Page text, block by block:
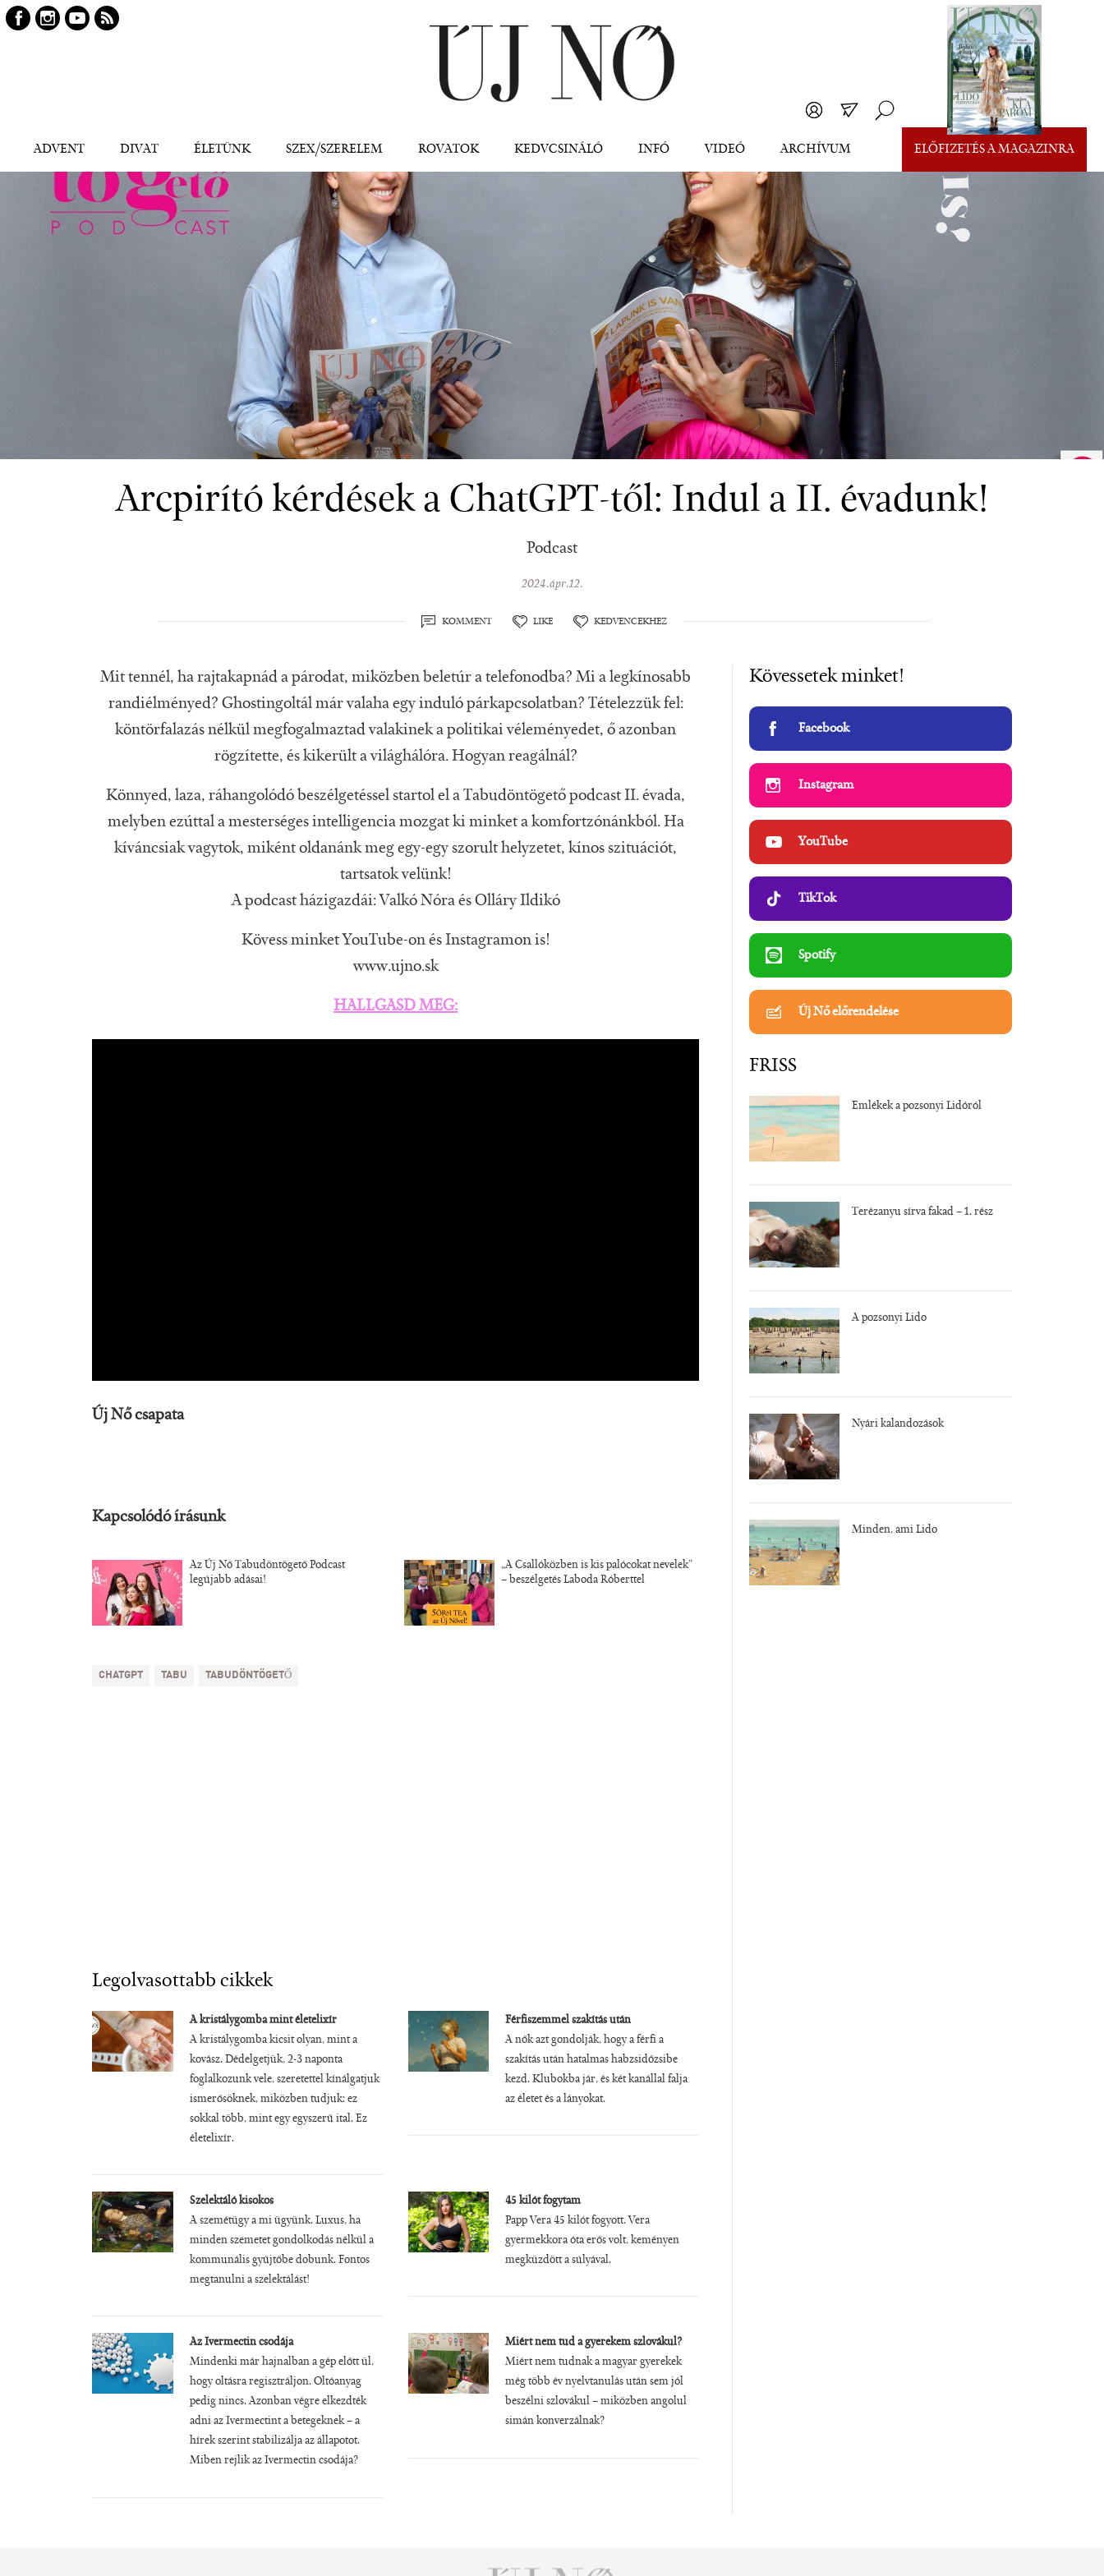
ADVENT DIVAT ÉLETÜNK SZEX/SZERELEM ROVATOK KEDVCSINÁLÓ INFÓ VIDEÓ ARCHÍVUM ELŐFIZETÉS A MAGAZINRA
Arcpirító kérdések a ChatGPT-től: Indul a II. évadunk!
Podcast
2024.ápr.12.
KOMMENT LIKE KEDVENCEKHEZ
Mit tennél, ha rajtakapnád a párodat, miközben beletúr a telefonodba? Mi a legkínosabb
randiélményed? Ghostingoltál már valaha egy induló párkapcsolatban? Tételezzük fel:
köntörfalazás nélkül megfogalmaztad valakinek a politikai véleményedet, ő azonban
rögzítette, és kikerült a világhálóra. Hogyan reagálnál?
Könnyed, laza, ráhangolódó beszélgetéssel startol el a Tabudöntögető podcast II. évada,
melyben ezúttal a mesterséges intelligencia mozgat ki minket a komfortzónánkból. Ha
kíváncsiak vagytok, miként oldanánk meg egy-egy szorult helyzetet, kínos szituációt,
tartsatok velünk!
A podcast házigazdái: Valkó Nóra és Olláry Ildikó
Kövess minket YouTube-on és Instagramon is!
www.ujno.sk
HALLGASD MEG:
Új Nő csapata
Kapcsolódó írásunk
Az Új Nő Tabudöntögető Podcast
legújabb adásai!
„A Csallóközben is kis palócokat nevelek”
– beszélgetés Laboda Róberttel
CHATGPT TABU TABUDÖNTÖGETŐ
Legolvasottabb cikkek
A kristálygomba mint életelixír
A kristálygomba kicsit olyan, mint a
kovász. Dédelgetjük, 2-3 naponta
foglalkozunk vele, szeretettel kínálgatjuk
ismerősöknek, miközben tudjuk: ez
sokkal több, mint egy egyszerű ital. Ez
életelixír.
Férfiszemmel szakítás után
A nők azt gondolják, hogy a férfi a
szakítás után hatalmas habzsidőzsibe
kezd. Klubokba jár, és két kanállal falja
az életet és a lányokat.
Szelektáló kisokos
A szemétügy a mi ügyünk. Luxus, ha
minden szemetet gondolkodás nélkül a
kommunális gyűjtőbe dobunk. Fontos
megtanulni a szelektálást!
45 kilót fogytam
Papp Vera 45 kilót fogyott. Vera
gyermekkora óta erős volt, keményen
megküzdött a súlyával.
Az Ivermectin csodája
Mindenki már hajnalban a gép előtt ül,
hogy oltásra regisztráljon. Oltóanyag
pedig nincs. Azonban végre elkezdték
adni az Ivermectint a betegeknek – a
hírek szerint stabilizálja az állapotot.
Miben rejlik az Ivermectin csodája?
Miért nem tud a gyerekem szlovákul?
Miért nem tudnak a magyar gyerekek
még több év nyelvtanulás után sem jól
beszélni szlovákul – miközben angolul
simán konverzálnak?
Kövessetek minket!
Facebook
Instagram
YouTube
TikTok
Spotify
Új Nő előrendelése
FRISS
Emlékek a pozsonyi Lidóról
Terézanyu sírva fakad – 1. rész
A pozsonyi Lido
Nyári kalandozások
Minden, ami Lido